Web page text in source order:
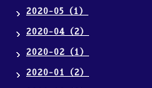
2020-05（1）
2020-04（2）
2020-02（1）
2020-01（2）